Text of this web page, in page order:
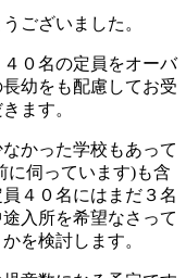
ございました。
０名の定員をオーバ
幼をも配慮してお受
ます。
かった学校もあって
に伺っています)も含
４０名にはまだ３名
入所を希望なさって
を検討します。